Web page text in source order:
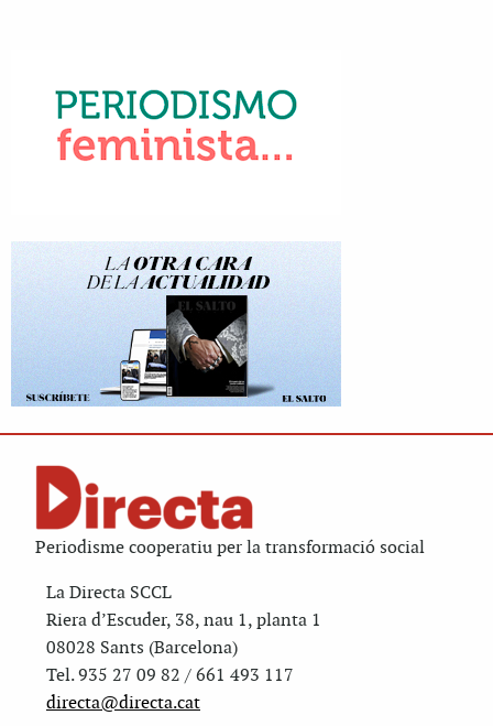
Periodisme cooperatiu per la transformació social
La Directa SCCL
Riera d’Escuder, 38, nau 1, planta 1
08028 Sants (Barcelona)
Tel. 935 27 09 82 / 661 493 117
directa@directa.cat